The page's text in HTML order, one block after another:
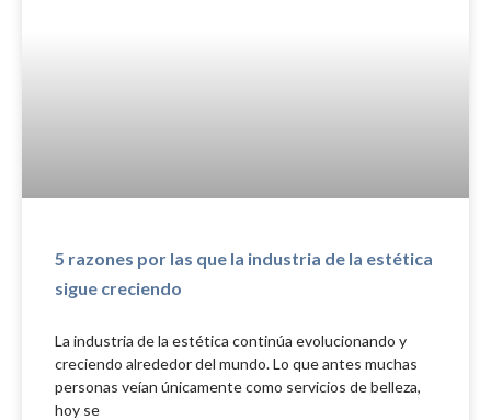
5 razones por las que la industria de la estética
sigue creciendo
La industria de la estética continúa evolucionando y
creciendo alrededor del mundo. Lo que antes muchas
personas veían únicamente como servicios de belleza,
hoy se